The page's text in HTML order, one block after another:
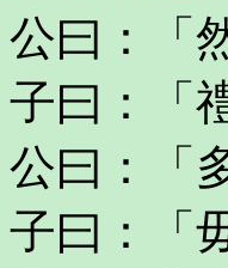
公曰：「
子曰：「
公曰：「
子曰：「